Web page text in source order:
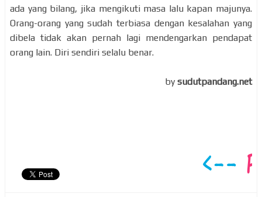
ada yang bilang, jika mengikuti masa lalu kapan majunya.
Orang-orang yang sudah terbiasa dengan kesalahan yang
dibela tidak akan pernah lagi mendengarkan pendapat
orang lain. Diri sendiri selalu benar.
by sudutpandang.net